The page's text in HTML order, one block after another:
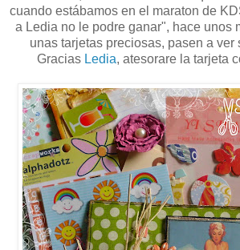
cuando estábamos en el maraton de
a Ledia no le podre ganar", hace unos
unas tarjetas preciosas, pasen a ver
Gracias Ledia, atesorare la tarjeta